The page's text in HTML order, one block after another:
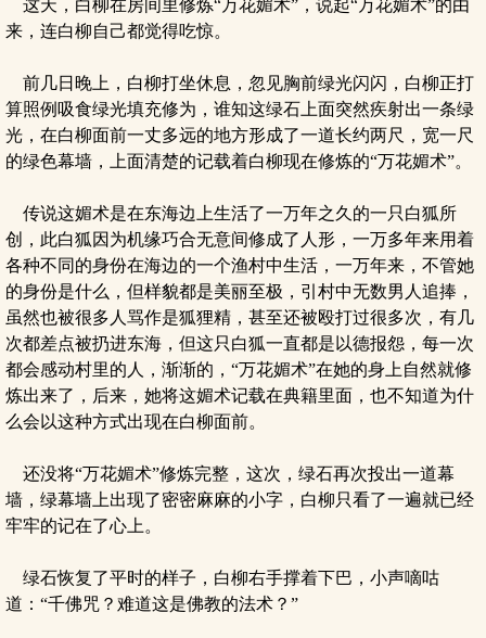
这天，白柳在房间里修炼“万花媚术”，说起“万花媚术”的由
来，连白柳自己都觉得吃惊。
前几日晚上，白柳打坐休息，忽见胸前绿光闪闪，白柳正打
算照例吸食绿光填充修为，谁知这绿石上面突然疾射出一条绿
光，在白柳面前一丈多远的地方形成了一道长约两尺，宽一尺
的绿色幕墙，上面清楚的记载着白柳现在修炼的“万花媚术”。
传说这媚术是在东海边上生活了一万年之久的一只白狐所
创，此白狐因为机缘巧合无意间修成了人形，一万多年来用着
各种不同的身份在海边的一个渔村中生活，一万年来，不管她
的身份是什么，但样貌都是美丽至极，引村中无数男人追捧，
虽然也被很多人骂作是狐狸精，甚至还被殴打过很多次，有几
次都差点被扔进东海，但这只白狐一直都是以德报怨，每一次
都会感动村里的人，渐渐的，“万花媚术”在她的身上自然就修
炼出来了，后来，她将这媚术记载在典籍里面，也不知道为什
么会以这种方式出现在白柳面前。
还没将“万花媚术”修炼完整，这次，绿石再次投出一道幕
墙，绿幕墙上出现了密密麻麻的小字，白柳只看了一遍就已经
牢牢的记在了心上。
绿石恢复了平时的样子，白柳右手撑着下巴，小声嘀咕
道：“千佛咒？难道这是佛教的法术？”